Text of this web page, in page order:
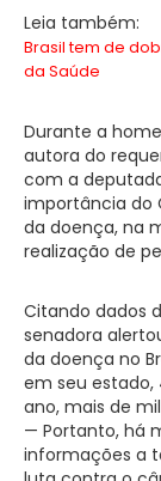
Leia também:
Brasil tem de
da Saúde
Durante a
autora do
com a
importância do
da doença, na
realização de
Citando dados
senadora
da doença no
em seu estado,
ano, mais de
— Portanto, há
informações a